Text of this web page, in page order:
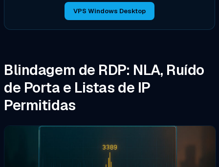
VPS Windows Desktop
Blindagem de RDP: NLA, Ruído
de Porta e Listas de IP
Permitidas